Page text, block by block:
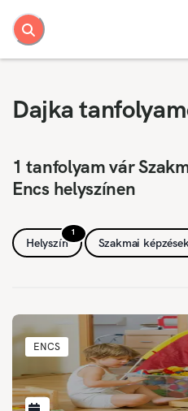
Dajka
1 tanfolyam vár
Encs helyszínen
1
Helyszín Szakmai
ENCS